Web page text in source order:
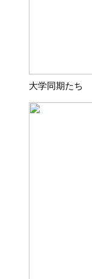
大学同期たち